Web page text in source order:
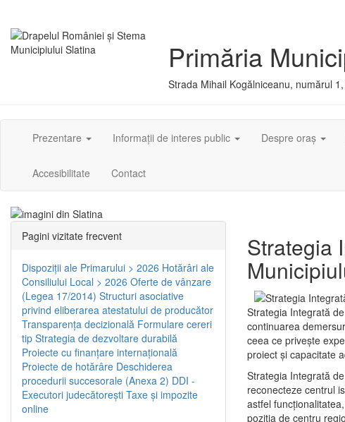
Primăria
Strada Mihail Kogălniceanu, numărul
Prezentare Informații de interes public Despre oraș
Accesibilitate Contact
Strategia
Strategia Integrată
continuarea
ceea ce priveşte
proiect și capacitate
Strategia Integrată
reconecteze centrul
astfel
poziţia de centru
Pagini vizitate frecvent
Dispoziţii ale Primarului > 2026 Hotărâri ale
Consiliului Local > 2026 Oferte de vânzare
(Legea 17/2014) Structuri asociative
privind eliberarea atestatului de producător
Transparenţa decizională Formulare cereri
tip Strategia de dezvoltare durabilă
Proiecte cu finanţare internaţională
Proiecte de hotărâre Deschiderea
procedurii succesorale (Anexa 2) DDI -
Executori judecătorești Taxe şi impozite
online